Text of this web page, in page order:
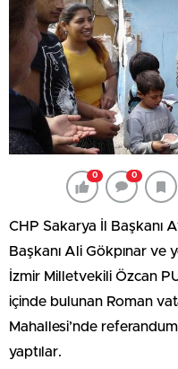
0 0
CHP Sakarya İl Başkanı
Başkanı Ali Gökpınar
İzmir Milletvekili Özcan
içinde bulunan Roman
Mahallesi’nde referandum
yaptılar.